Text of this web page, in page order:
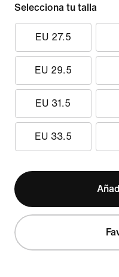
Selecciona tu talla
EU 27.5
EU 29.5
EU 31.5
EU 33.5